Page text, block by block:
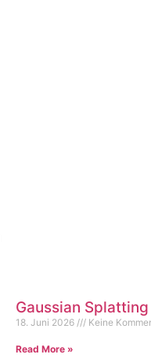
Gaussian
18. Juni 2026 Keine
Read More »